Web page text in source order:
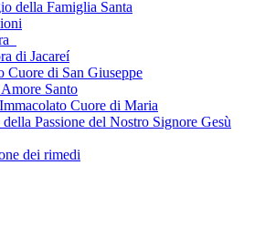
della Famiglia Santa
di Jacareí
Cuore di San Giuseppe
Santo
Cuore di Maria
Passione del Nostro Signore Gesù
dei rimedi